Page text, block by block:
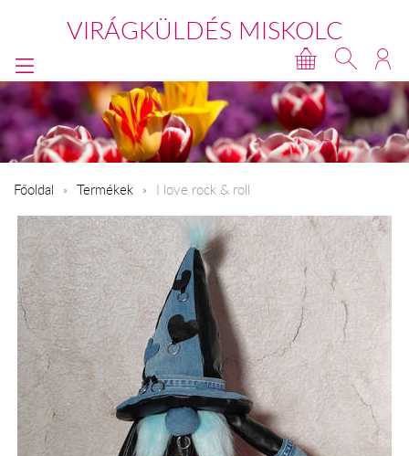
VIRÁGKÜLDÉS MISKOLC
Főoldal Termékek I love rock & roll